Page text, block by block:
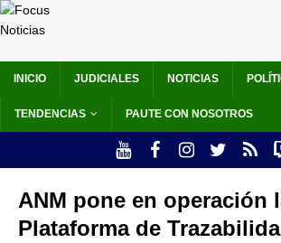
INICIO JUDICIALES NOTICIAS
TENDENCIAS PAUTE CON NOSOTROS
ANM pone en operación
Plataforma de